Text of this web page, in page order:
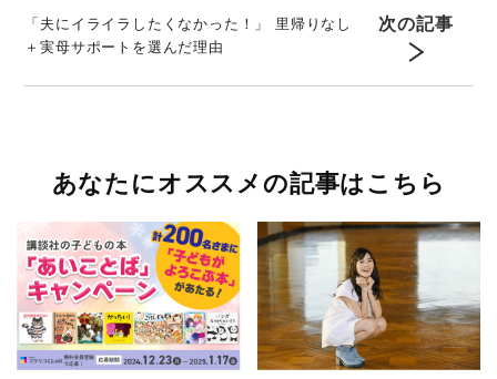
「夫にイライラしたくなかった！」 里帰りなし
＋実母サポートを選んだ理由
次の記事
あなたにオススメの記事はこちら